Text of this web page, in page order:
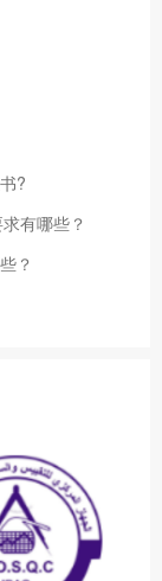
?
有哪些？
？